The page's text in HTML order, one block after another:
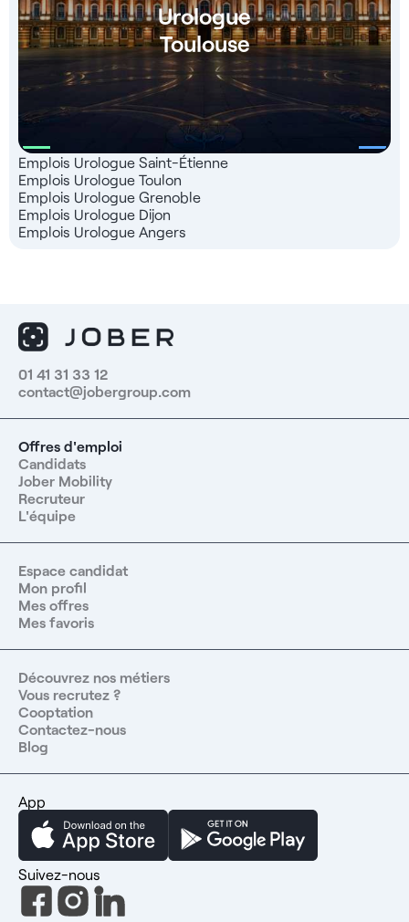
Urologue
Toulouse
Emplois Urologue Saint-Étienne
Emplois Urologue Toulon
Emplois Urologue Grenoble
Emplois Urologue Dijon
Emplois Urologue Angers
01 41 31 33 12
contact@jobergroup.com
Offres d'emploi
Candidats
Jober Mobility
Recruteur
L'équipe
Espace candidat
Mon profil
Mes offres
Mes favoris
Découvrez nos métiers
Vous recrutez ?
Cooptation
Contactez-nous
Blog
App
Suivez-nous